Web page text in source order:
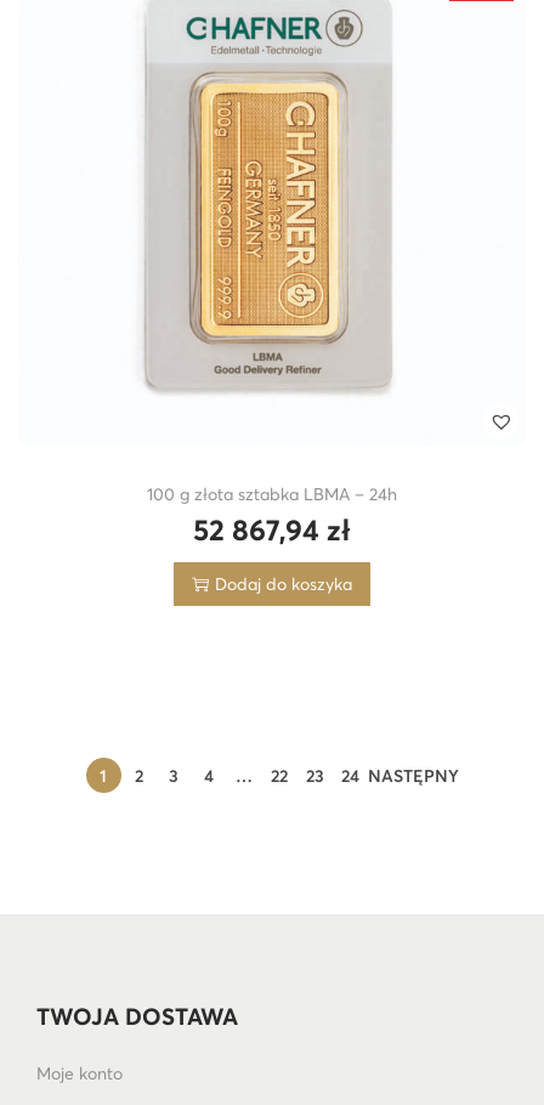
100 g złota sztabka LBMA – 24h
52 867,94 zł
Dodaj do koszyka
1 2 3 4 … 22 23 24 NASTĘPNY
TWOJA DOSTAWA
Moje konto